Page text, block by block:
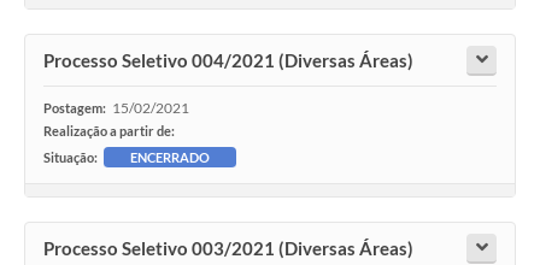
Processo Seletivo 004/2021 (Diversas Áreas)
Postagem: 15/02/2021
Realização a partir de:
Situação:
ENCERRADO
Processo Seletivo 003/2021 (Diversas Áreas)